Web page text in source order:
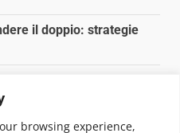
browsing experience,
il doppio: strategie
ingredienti che